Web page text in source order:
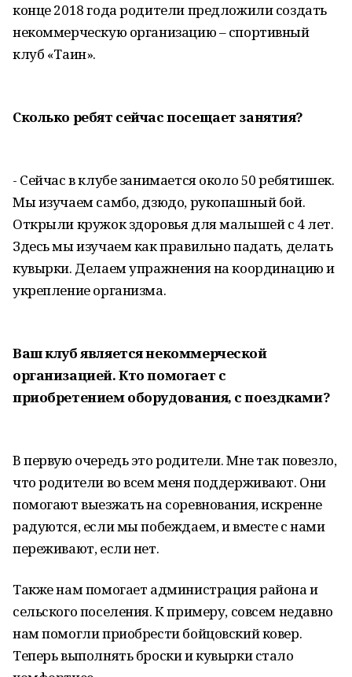
конце 2018 года родители предложили создать
некоммерческую организацию – спортивный
клуб «Таин».
Сколько ребят сейчас посещает занятия?
- Сейчас в клубе занимается около 50 ребятишек.
Мы изучаем самбо, дзюдо, рукопашный бой.
Открыли кружок здоровья для малышей с 4 лет.
Здесь мы изучаем как правильно падать, делать
кувырки. Делаем упражнения на координацию и
укрепление организма.
Ваш клуб является некоммерческой
организацией. Кто помогает с
приобретением оборудования, с поездками?
В первую очередь это родители. Мне так повезло,
что родители во всем меня поддерживают. Они
помогают выезжать на соревнования, искренне
радуются, если мы побеждаем, и вместе с нами
переживают, если нет.
Также нам помогает администрация района и
сельского поселения. К примеру, совсем недавно
нам помогли приобрести бойцовский ковер.
Теперь выполнять броски и кувырки стало